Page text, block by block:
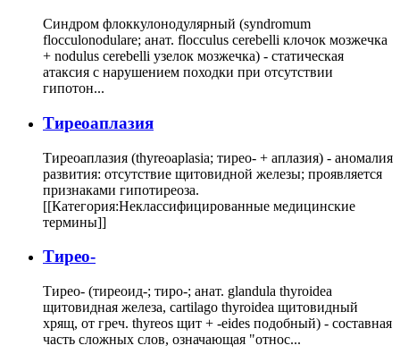
Синдром флоккулонодулярный (syndromum
flocculonodulare; анат. flocculus cerebelli клочок мозжечка
+ nodulus cerebelli узелок мозжечка) - статическая
атаксия с нарушением походки при отсутствии
гипотон...
Тиреоаплазия
Тиреоаплазия (thyreoaplasia; тирео- + аплазия) - аномалия
развития: отсутствие щитовидной железы; проявляется
признаками гипотиреоза.
[[Категория:Неклассифицированные медицинские
термины]]
Тирео-
Тирео- (тиреоид-; тиро-; анат. glandula thyroidea
щитовидная железа, cartilago thyroidea щитовидный
хрящ, от греч. thyreos щит + -eides подобный) - составная
часть сложных слов, означающая "относ...